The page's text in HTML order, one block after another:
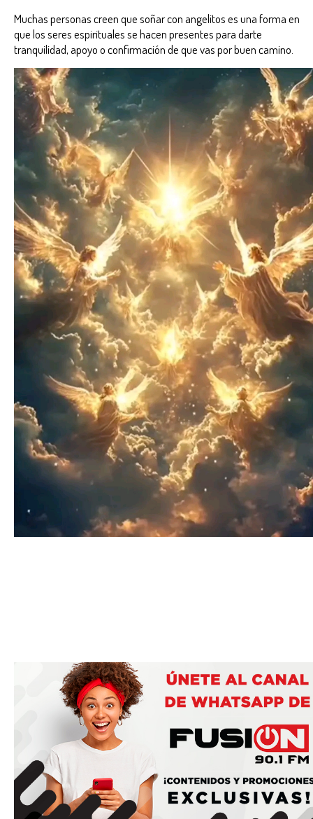
Muchas personas creen que soñar con angelitos es una forma en
que los seres espirituales se hacen presentes para darte
tranquilidad, apoyo o confirmación de que vas por buen camino.